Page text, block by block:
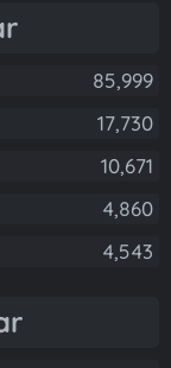
85,999
17,730
10,671
4,860
4,543